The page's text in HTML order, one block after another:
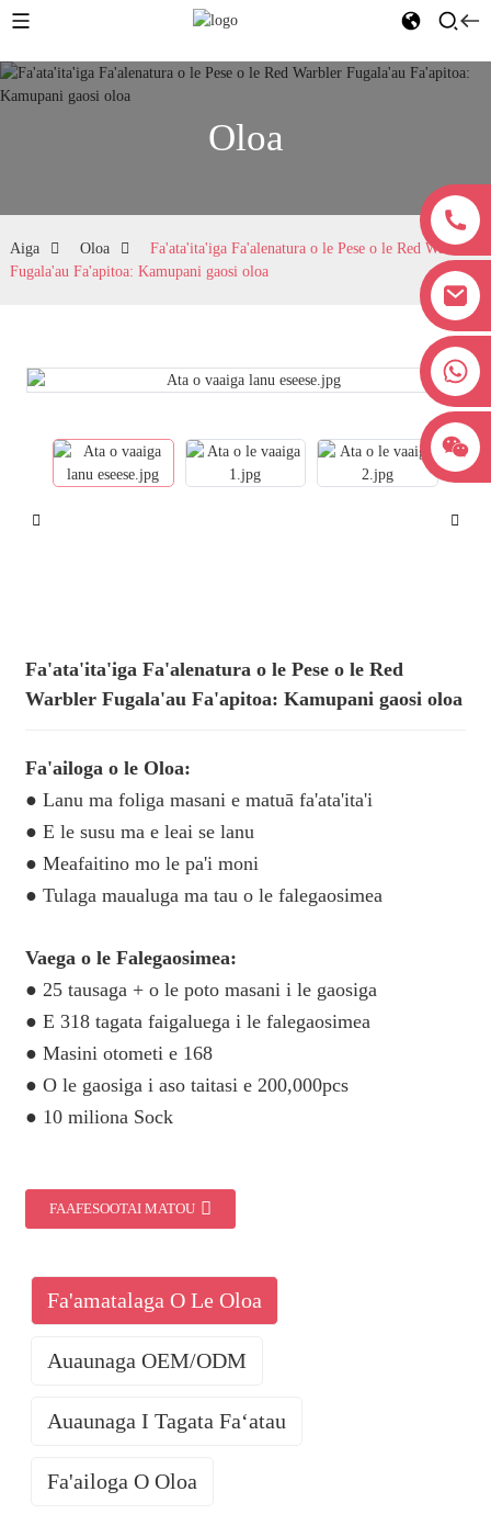
+8618038381627
Oloa
Aiga Oloa
Fa'ata'ita'iga Fa'alenatura o le Pese o le Red Warbler
Fugala'au Fa'apitoa: Kamupani gaosi oloa
Fa'ata'ita'iga Fa'alenatura o le Pese o le Red
Warbler Fugala'au Fa'apitoa: Kamupani gaosi oloa
Fa'ailoga o le Oloa:
● Lanu ma foliga masani e matuā fa'ata'ita'i
● E le susu ma e leai se lanu
● Meafaitino mo le pa'i moni
● Tulaga maualuga ma tau o le falegaosimea
Vaega o le Falegaosimea:
● 25 tausaga + o le poto masani i le gaosiga
● E 318 tagata faigaluega i le falegaosimea
● Masini otometi e 168
● O le gaosiga i aso taitasi e 200,000pcs
● 10 miliona Sock
FAAFESOOTAI MATOU
Fa'amatalaga O Le Oloa
Auaunaga OEM/ODM
Auaunaga I Tagata Faʻatau
Fa'ailoga O Oloa